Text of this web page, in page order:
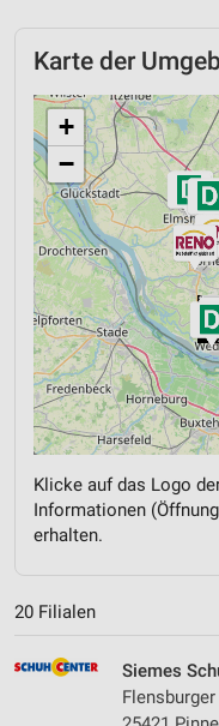
Karte der
+
−
Klicke auf das Logo
Informationen
erhalten.
20 Filialen
Siemes